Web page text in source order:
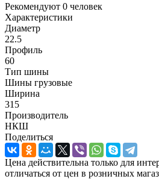
Рекомендуют 0 человек
Характеристики
Диаметр
22.5
Профиль
60
Тип шины
Шины грузовые
Ширина
315
Производитель
НКШ
Поделиться
Цена действительна только для
отличаться от цен в розничных